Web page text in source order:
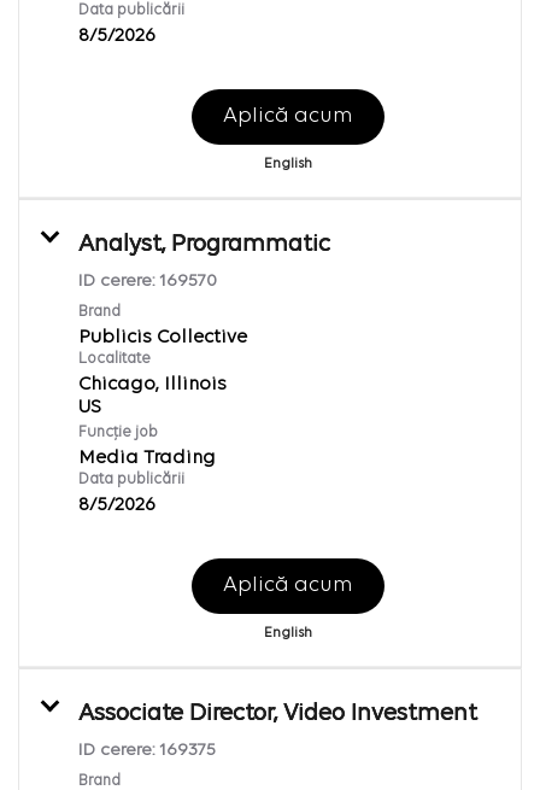
Data publicării
8/5/2026
Aplică acum
English
Analyst, Programmatic
ID cerere: 169570
Brand
Publicis Collective
Localitate
Chicago, Illinois
Funcție job
Media Trading
Data publicării
8/5/2026
Aplică acum
English
Associate Director, Video Investment
ID cerere: 169375
Brand